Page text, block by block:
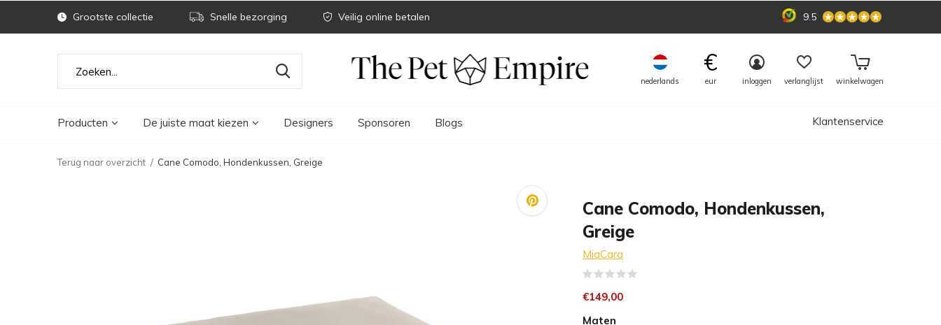
Producten De juiste maat kiezen Designers Sponsoren Blogs
nederlands
€
eur inloggen verlanglijst winkelwagen
Klantenservice
Grootste collectie Snelle bezorging Veilig online betalen 9.5
Terug naar overzicht Cane Comodo, Hondenkussen, Greige
Cane Comodo, Hondenkussen,
Greige
MiaCara
€149,00
Maten